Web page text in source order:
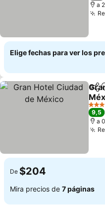
a
Elige fechas para ver los
Ver
5
9,5
a
De $204
Mira precios de 7 páginas